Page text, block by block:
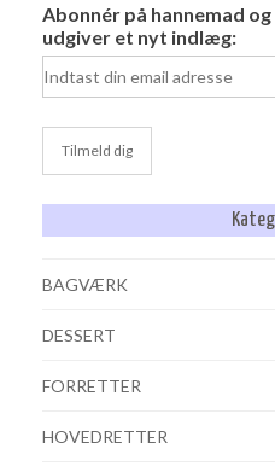
Abonnér på hannemad
udgiver et nyt indlæg:
BAGVÆRK
DESSERT
FORRETTER
HOVEDRETTER